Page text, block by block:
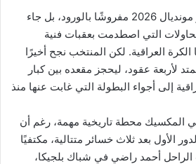
لم يكن طريق العراق نحو مونديال 2026 مفروشًا بالورود، بل جاء
التي اصطدمت بعقبات فنية
العراقية. لكن المنتخب نجح أخيرًا
لأربعة عقود، ليحجز مقعده بين كبار
إلى أجواء البطولة التي غابت عنها منذ
المكسيك محطة تاريخية مهمة، رغم أن
الأول بعد ثلاث خسائر متتالية، مكتفيًا
أحمد راضي في شباك بلجيكا،